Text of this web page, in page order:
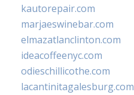
kautorepair.com
marjaeswinebar.com
elmazatlanclinton.com
ideacoffeenyc.com
odieschillicothe.com
lacantinitagalesburg.com